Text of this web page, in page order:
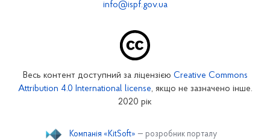
Запорізьке відділення
Кіровоградське відділення
info@ispf.gov.ua
Весь контент доступний за ліцензією Creative Commons
Attribution 4.0 International license, якщо не зазначено інше.
2020 рік
Компанія «KitSoft» — розробник порталу